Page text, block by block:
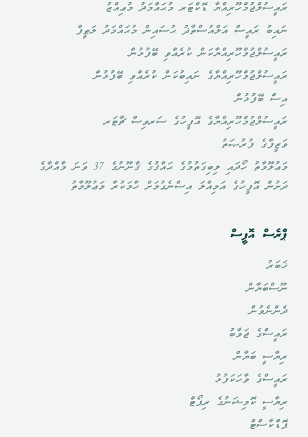
ރައީސުލްޖުމްހޫރިއްޔާ ޑޮކްޓަރ މުޙައްމަދު މުޢިއްޒު
ނައިބު ރައީސް އަލްއުސްތާޛު ޙުސައިން މުޙައްމަދު ލަޠީފް
ރައީސުލްޖުމްހޫރިއްޔާކަން ކުރެއްވި ބޭފުޅުން
ރައީސުލްޖުމްހޫރިއްޔާގެ ނައިބުކަން ކުރެއްވި ބޭފުޅުން
އިސް ބޭފުޅުން
ރައީސުލްޖުމްހޫރިއްޔާގެ އޮފީހުގެ ސަރވިސް ޗާޓަރ
ވަޒީފާގެ ފުރުޞަތު
މަޢުލޫމާތު ހޯދައި ލިބިގަތުމުގެ ޙައްޤުގެ ޤާނޫނުގެ 37 ވަނަ މާއްދާގެ
ދަށުން އޮފީހުގެ އަމިއްލަ އިސްނެގުމަށް ހާމަކުރާ މަޢުލޫމާތު
ޕްރެސް އޮފީސް
ޚަބަރު
ނޫސްބަޔާން
ދެންނެވުން
ރައީސްގެ ޖަވާބު
ރިޔާސީ ބަޔާން
ރައީސްގެ ވާހަކަފުޅު
ރިޔާސީ ކޮމިޝަނުގެ ރިޕޯޓް
ޕޮޑްކާސްޓް